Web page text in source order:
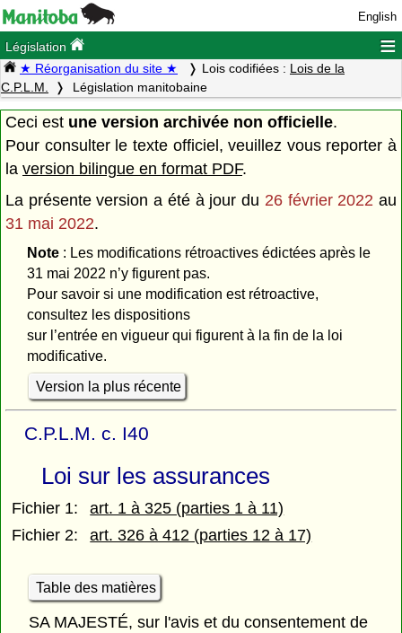
English
Législation ≡
★ Réorganisation du site ★ Lois codifiées : Lois de la
C.P.L.M.
Législation manitobaine
Ceci est une version archivée non officielle.
Pour consulter le texte officiel, veuillez vous reporter à
la version bilingue en format PDF.
La présente version a été à jour du 26 février 2022 au
31 mai 2022.
Note: Les modifications rétroactives édictées après le
31 mai 2022 n’y figurent pas.
Pour savoir si une modification est rétroactive,
consultez les dispositions
sur l’entrée en vigueur qui figurent à la fin de la loi
modificative.
Version la plus récente
C.P.L.M. c. I40
Loi sur les assurances
Fichier 1:
art. 1 à 325 (parties 1 à 11)
Fichier 2:
art. 326 à 412 (parties 12 à 17)
Table des matières
SA MAJESTÉ, sur l'avis et du consentement de